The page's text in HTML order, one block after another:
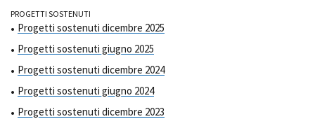
PROGETTI SOSTENUTI
Progetti sostenuti dicembre 2025
Progetti sostenuti giugno 2025
Progetti sostenuti dicembre 2024
Progetti sostenuti giugno 2024
Progetti sostenuti dicembre 2023